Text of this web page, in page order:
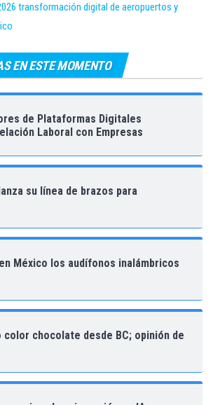
transformación digital de aeropuertos y
EN ESTE MOMENTO
de Plataformas Digitales
Laboral con Empresas
su línea de brazos para
México los audífonos inalámbricos
color chocolate desde BC; opinión de